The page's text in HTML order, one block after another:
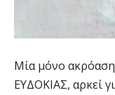
Μία μόνο
ΕΥΔΟΚΙΑΣ, αρκεί